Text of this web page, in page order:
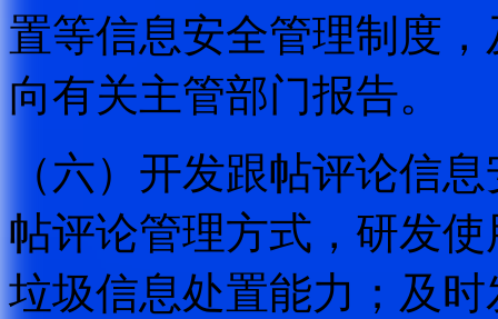
置等信息安全管理制度
向有关主管部门报告。
（六）开发跟帖评论信
帖评论管理方式，研发
垃圾信息处置能力；及